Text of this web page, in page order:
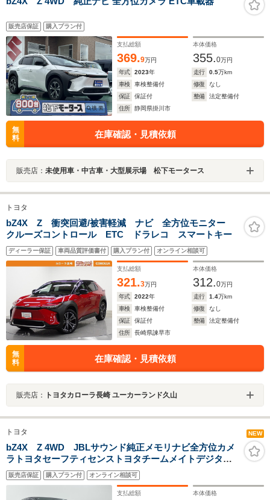
販売店保証 購入プラン付
支払総額
369.9万円
本体価格
355.0万円
年式
2023年 走行 0.5万km
車検
車検整備付 修復
なし
保証
保証付 整備
法定整備付
住所
静岡県掛川市
無
料
在庫確認・見積依頼
販売店： 未使用車・中古車・大型展示場 松下モータース
トヨタ
bZ4X Z 衝突回避/被害軽減 ナビ 全方位モニター
クルーズコントロール ETC ドラレコ スマートキー
ディーラー保証 車両品質評価書付 購入プラン付 オンライン相談可
支払総額
321.3万円
本体価格
312.0万円
年式
2022年 走行 1.4万km
車検
車検整備付 修復
なし
保証
保証付 整備
法定整備付
住所
長崎県諫早市
無
料
在庫確認・見積依頼
販売店： トヨタカローラ長崎 ユーカーランド久山
トヨタ NEW
bZ4X Z 4WD JBLサウンド純正メモリナビ全方位カメ
ラトヨタセーフティセンストヨタチームメイトデジタル
インナーミラー前後ドライブレコーダービルトイン
ETC2.0パワーバックドア黒革シートステアリングヒータ
販売店保証 購入プラン付 オンライン相談可
支払総額 本体価格